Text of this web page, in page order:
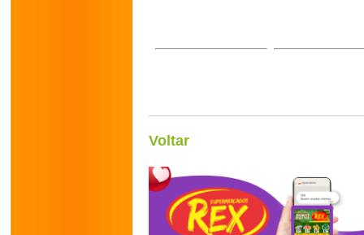
Voltar